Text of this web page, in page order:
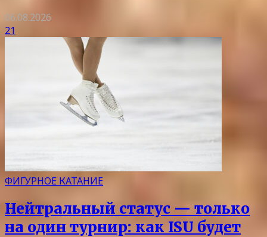
06.08.2026
21
ФИГУРНОЕ КАТАНИЕ
Нейтральный статус — только
на один турнир: как ISU будет